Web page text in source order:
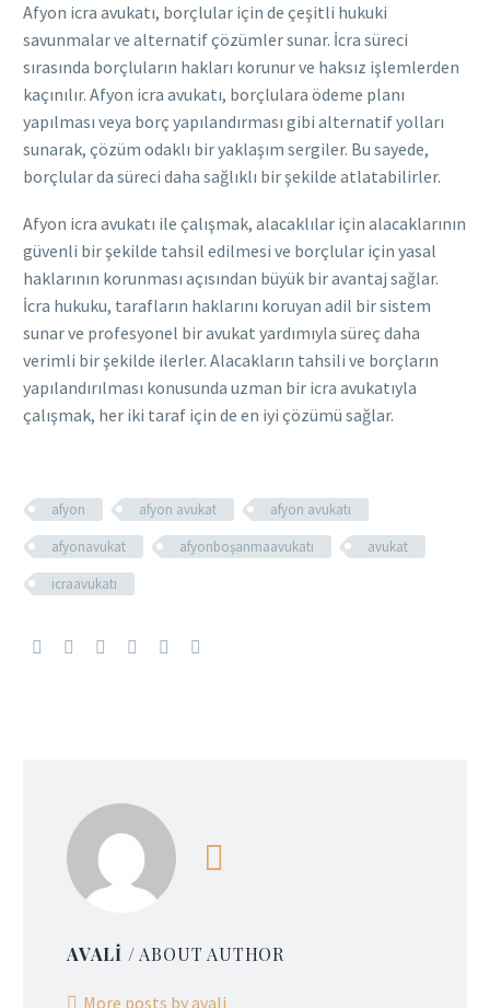
Afyon icra avukatı, borçlular için de çeşitli hukuki
savunmalar ve alternatif çözümler sunar. İcra süreci
sırasında borçluların hakları korunur ve haksız işlemlerden
kaçınılır. Afyon icra avukatı, borçlulara ödeme planı
yapılması veya borç yapılandırması gibi alternatif yolları
sunarak, çözüm odaklı bir yaklaşım sergiler. Bu sayede,
borçlular da süreci daha sağlıklı bir şekilde atlatabilirler.
Afyon icra avukatı ile çalışmak, alacaklılar için alacaklarının
güvenli bir şekilde tahsil edilmesi ve borçlular için yasal
haklarının korunması açısından büyük bir avantaj sağlar.
İcra hukuku, tarafların haklarını koruyan adil bir sistem
sunar ve profesyonel bir avukat yardımıyla süreç daha
verimli bir şekilde ilerler. Alacakların tahsili ve borçların
yapılandırılması konusunda uzman bir icra avukatıyla
çalışmak, her iki taraf için de en iyi çözümü sağlar.
afyon afyon avukat
afyon avukatı
afyonavukat
afyonboşanmaavukatı
avukat
icraavukatı
AVALI / ABOUT AUTHOR
More posts by avali